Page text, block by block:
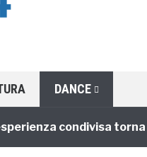
DANCE
condivisa torna di